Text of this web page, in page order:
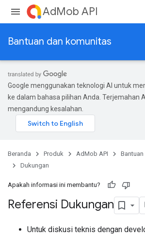
AdMob API
Bantuan dan komunitas
Google menggunakan teknologi AI untuk
ke dalam bahasa pilihan Anda. Terjemahan
mengandung kesalahan.
Beranda Produk AdMob API
Dukungan
Apakah informasi ini membantu?
Referensi Dukungan
Untuk diskusi teknis dengan